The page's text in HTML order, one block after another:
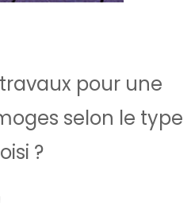
pour une
selon le type
?